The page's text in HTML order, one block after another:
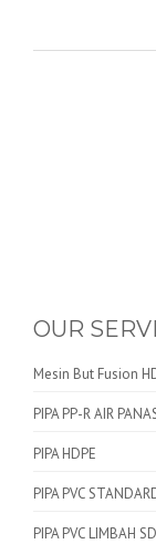
OUR
Mesin But Fusion
PIPA PP-R AIR
PIPA HDPE
PIPA PVC
PIPA PVC LIMBAH